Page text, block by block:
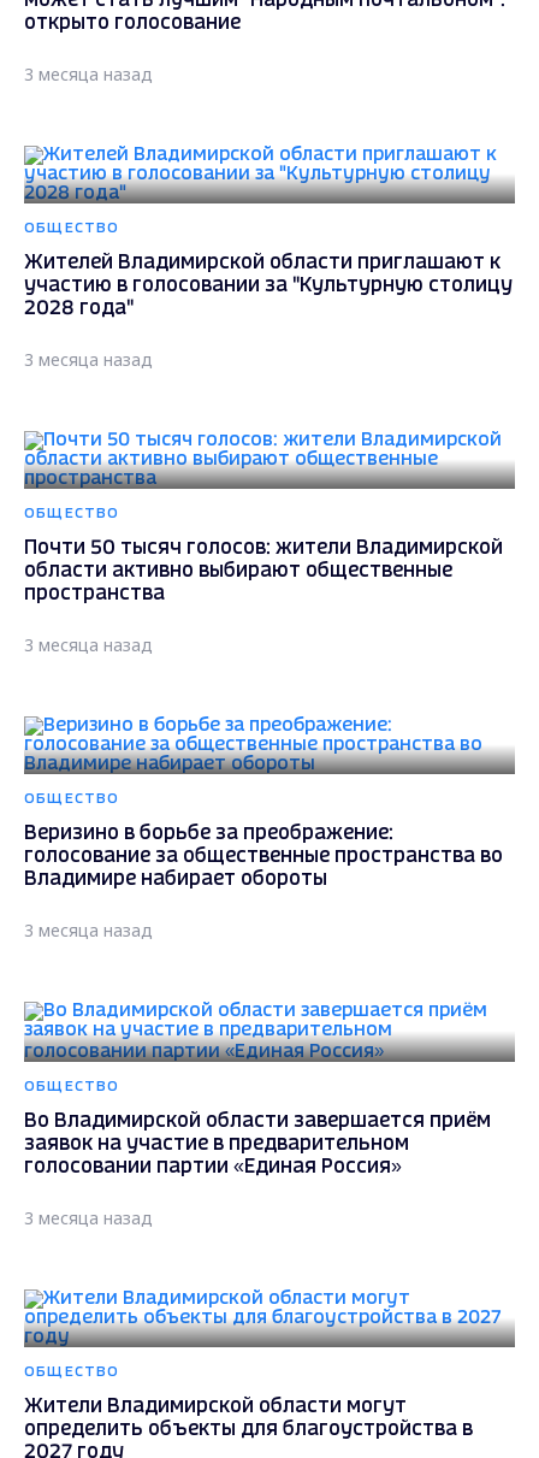
открыто голосование
3 месяца назад
ОБЩЕСТВО
Жителей Владимирской области приглашают к
участию в голосовании за "Культурную столицу
2028 года"
3 месяца назад
ОБЩЕСТВО
Почти 50 тысяч голосов: жители Владимирской
области активно выбирают общественные
пространства
3 месяца назад
ОБЩЕСТВО
Веризино в борьбе за преображение:
голосование за общественные пространства во
Владимире набирает обороты
3 месяца назад
ОБЩЕСТВО
Во Владимирской области завершается приём
заявок на участие в предварительном
голосовании партии «Единая Россия»
3 месяца назад
ОБЩЕСТВО
Жители Владимирской области могут
определить объекты для благоустройства в
2027 году